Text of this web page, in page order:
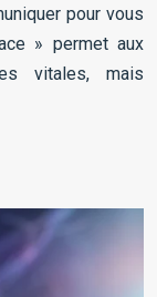
pour vous
» permet aux
vitales, mais